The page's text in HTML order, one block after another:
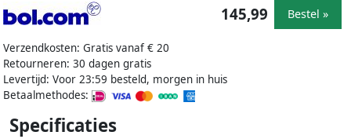
Verzendkosten: Gratis vanaf € 20
Retourneren: 30 dagen gratis
Levertijd: Voor 23:59 besteld, morgen in huis
Betaalmethodes:
145,99 Bestel »
Specificaties